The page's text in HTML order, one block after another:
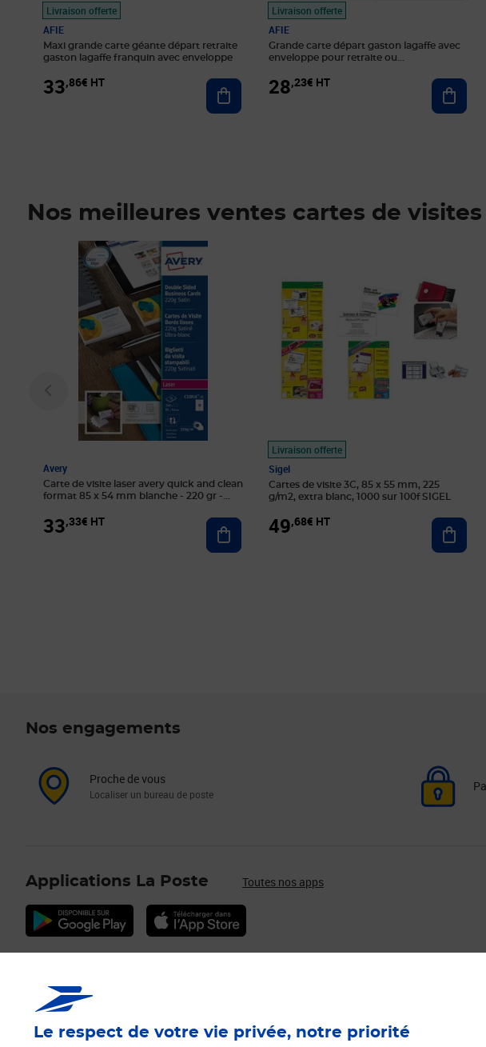
Le respect de votre vie privée, notre priorité
Livraison offerte
AFIE
Maxi grande carte géante départ retraite
gaston lagaffe franquin avec enveloppe
33,86€ HT Ajouter au panier
Livraison offerte
AFIE
Grande carte départ gaston lagaffe avec
enveloppe pour retraite ou
28,23€ HT
Nos meilleures ventes cartes de visites
Avery
Carte de visite laser avery quick and clean
format 85 x 54 mm blanche - 220 gr -
33,33€ HT
Prix 33,33€ HT
Ajouter au panier
Livraison offerte
Sigel
Cartes de visite 3C, 85 x 55 mm, 225
g/m2, extra blanc, 1000 sur 100f SIGEL
49,68€ HT
Nos engagements
Proche de vous
Localiser un bureau de poste
Applications La Poste Toutes nos apps
Services Pros
Vendre sur la Marketplace
Mon Timbre en Ligne